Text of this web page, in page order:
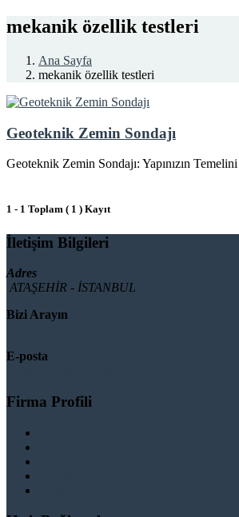
mekanik özellik testleri
Ana Sayfa
mekanik özellik testleri
Geoteknik Zemin Sondajı
Geoteknik Zemin Sondajı: Yapınızın
1 - 1 Toplam ( 1 ) Kayıt
İletişim Bilgileri
Adres
ATAŞEHİR - İSTANBUL
Bizi Arayın
E-posta
Firma Profili